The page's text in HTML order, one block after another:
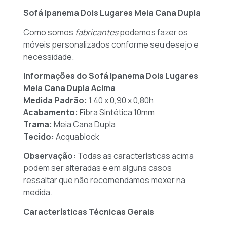
Sofá Ipanema Dois Lugares Meia Cana Dupla
Como somos fabricantespodemos fazer os
móveis personalizados conforme seu desejo e
necessidade.
Informações do Sofá Ipanema Dois Lugares
Meia Cana Dupla Acima
Medida Padrão: 1,40 x 0,90 x 0,80h
Acabamento: Fibra Sintética 10mm
Trama: Meia Cana Dupla
Tecido: Acquablock
Observação: Todas as características acima
podem ser alteradas e em alguns casos
ressaltar que não recomendamos mexer na
medida.
Características Técnicas Gerais